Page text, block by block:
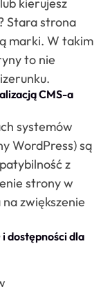
Stara strona
marki. W takim
to nie
CMS-a
systemów
WordPress) są
z
strony w
zwiększenie
i dostępności dla